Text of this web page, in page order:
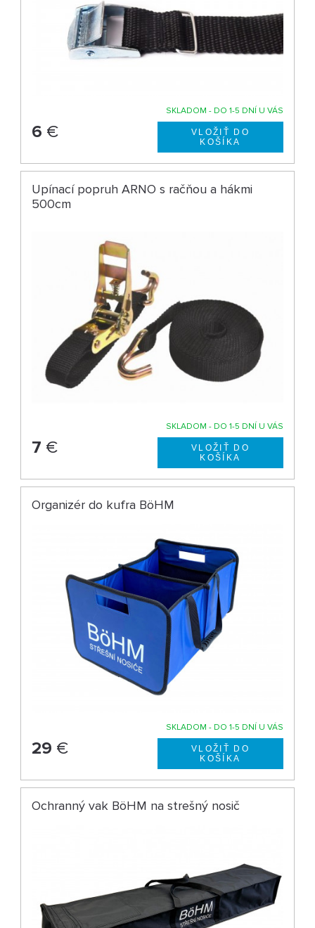
SKLADOM - DO 1-5 DNÍ U VÁS
6 €
Upínací popruh ARNO s račňou a hákmi
500cm
SKLADOM - DO 1-5 DNÍ U VÁS
7 €
Organizér do kufra BöHM
SKLADOM - DO 1-5 DNÍ U VÁS
29 €
Ochranný vak BöHM na strešný nosič